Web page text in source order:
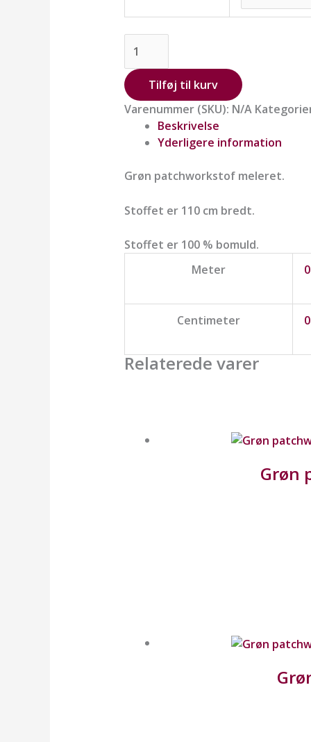
Tilføj til kurv
Varenummer (SKU): N/A
Beskrivelse
Yderligere information
Grøn patchworkstof meleret.
Stoffet er 110 cm bredt.
Stoffet er 100 % bomuld.
Meter
Centimeter
Relaterede varer
Grøn